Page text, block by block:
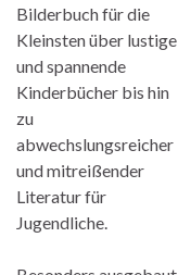
Bilderbuch für die
Kleinsten über lustige
und spannende
Kinderbücher bis hin
zu
abwechslungsreicher
und mitreißender
Literatur für
Jugendliche.